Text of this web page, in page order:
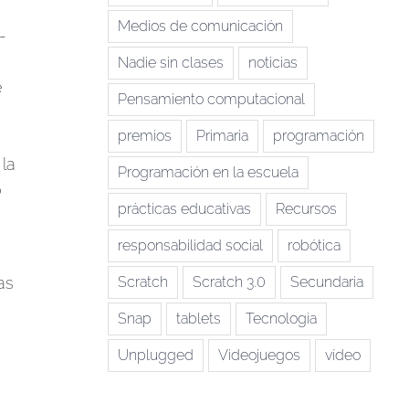
Medios de comunicación
Nadie sin clases noticias
Pensamiento computacional
premios Primaria programación
Programación en la escuela
prácticas educativas Recursos
responsabilidad social robótica
Scratch Scratch 3.0 Secundaria
Snap tablets Tecnologia
Unplugged Videojuegos vídeo